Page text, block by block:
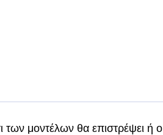
των μοντέλων θα επιστρέψει ή ο